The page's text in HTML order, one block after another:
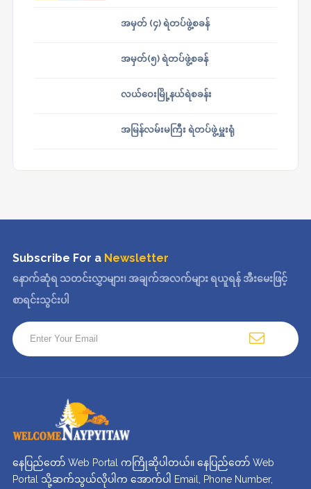
အမှတ် (၄) ရဲတပ်ဖွဲ့စခန်
အမှတ်(၅) ရဲတပ်ဖွဲ့စခန်
လယ်ဝေးမြို့နယ်ရဲစခန်း
အမြန်လမ်းမကြီး ရဲတပ်ဖွဲ့မှူးရုံ
Subscribe For a Newsletter
နောက်ဆုံရ သတင်းလွှာများ၊ အချက်အလက်များ ရယူရန် အီးမေးဖြင့်
စာရင်းသွင်းပါ
နေပြည်တော် Web Portal ကကြိုဆိုပါတယ်။ နေပြည်တော် Web
Portal သို့ဆက်သွယ်လိုပါက အောက်ပါ Email, Phone Number,